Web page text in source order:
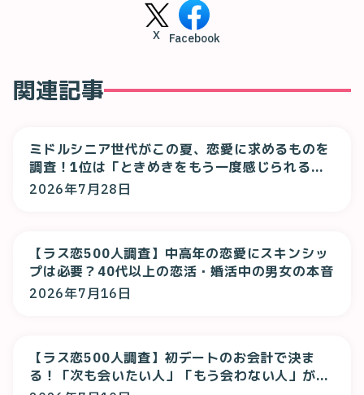
X Facebook
関連記事
ミドルシニア世代がこの夏、恋愛に求めるものを
調査！1位は「ときめきをもう一度感じられる
恋」！
2026年7月28日
【ラス恋500人調査】中高年の恋愛にスキンシッ
プは必要？40代以上の恋活・婚活中の男女の本音
2026年7月16日
【ラス恋500人調査】初デートのお会計で決ま
る！「次も会いたい人」「もう会わない人」が判